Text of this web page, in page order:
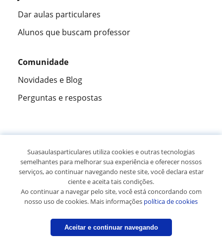
Dar aulas particulares
Alunos que buscam professor
Comunidade
Novidades e Blog
Perguntas e respostas
305915opiniões de alunos
© 2007 - 2026 Suas aulas particulares
Mapa do site:Professores particulares
Suasaulasparticulares utiliza cookies e outras tecnologias
semelhantes para melhorar sua experiência e oferecer nossos
serviços, ao continuar navegando neste site, você declara estar
ciente e aceita tais condições.
Ao continuar a navegar pelo site, você está concordando com
nosso uso de cookies. Mais informações política de cookies
Aceitar e continuar navegando